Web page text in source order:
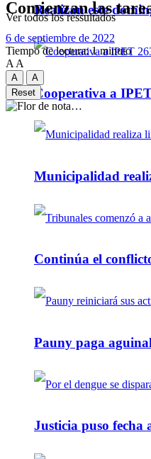
Realizan este
Cooperativa a
Municipalidad
Continúa el
Pauny paga
Justicia puso fecha
Ver todos los ressultados
Comienzan las
6 de septiembre de 2022
Tiempo de lectura: 1 minuto
A A
A
A
Reset